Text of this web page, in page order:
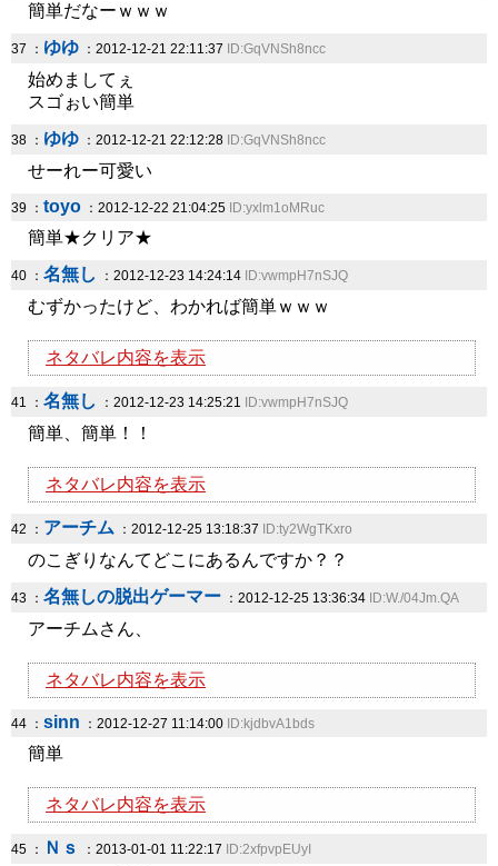
簡単だなーｗｗｗ
37 ： ゆゆ ：2012-12-21 22:11:37 ID:GqVNSh8ncc
始めましてぇ
スゴぉい簡単
38 ： ゆゆ ：2012-12-21 22:12:28 ID:GqVNSh8ncc
せーれー可愛い
39 ： toyo ：2012-12-22 21:04:25 ID:yxlm1oMRuc
簡単★クリア★
40 ： 名無し ：2012-12-23 14:24:14 ID:vwmpH7nSJQ
むずかったけど、わかれば簡単ｗｗｗ
ネタバレ内容を表示
41 ： 名無し ：2012-12-23 14:25:21 ID:vwmpH7nSJQ
簡単、簡単！！
ネタバレ内容を表示
42 ： アーチム ：2012-12-25 13:18:37 ID:ty2WgTKxro
のこぎりなんてどこにあるんですか？？
43 ： 名無しの脱出ゲーマー ：2012-12-25 13:36:34 ID:W./04Jm.QA
アーチムさん、
ネタバレ内容を表示
44 ： sinn ：2012-12-27 11:14:00 ID:kjdbvA1bds
簡単
ネタバレ内容を表示
45 ： Ｎｓ ：2013-01-01 11:22:17 ID:2xfpvpEUyI